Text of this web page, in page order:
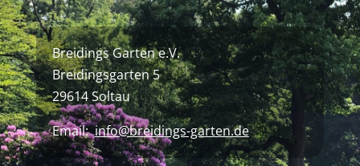
Breidings Garten e.V.
Breidingsgarten 5
29614 Soltau
Email:info@breidings-garten.de